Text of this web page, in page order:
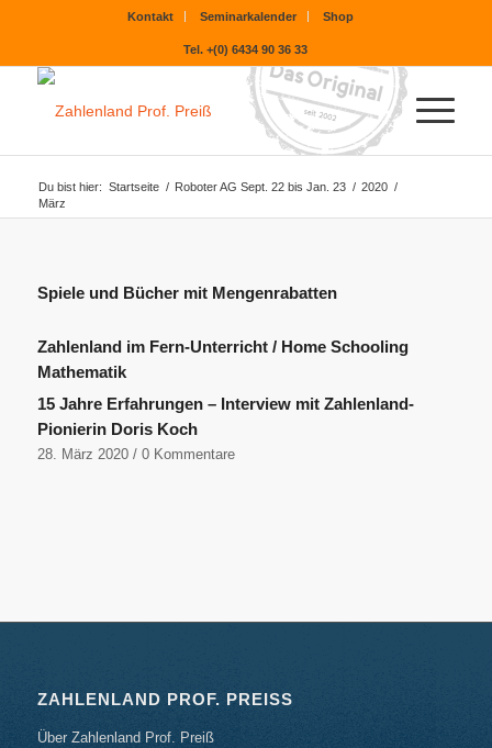
Kontakt Seminarkalender Shop
Tel. +(0) 6434 90 36 33
Du bist hier: Startseite / Roboter AG Sept. 22 bis Jan. 23 / 2020 /
März
Spiele und Bücher mit Mengenrabatten
Zahlenland im Fern-Unterricht / Home Schooling
Mathematik
15 Jahre Erfahrungen – Interview mit Zahlenland-
Pionierin Doris Koch
28. März 2020 / 0 Kommentare
ZAHLENLAND PROF. PREISS
Über Zahlenland Prof. Preiß